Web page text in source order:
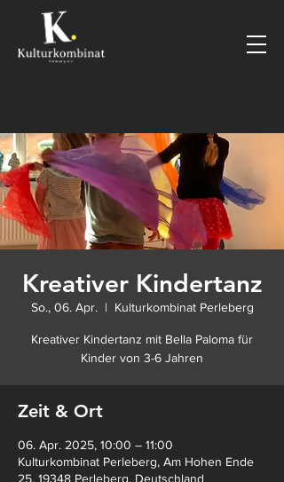
Kreativer Kindertanz
So., 06. Apr.
  |
Kulturkombinat Perleberg
Kreativer Kindertanz mit Bella Paloma für
Kinder von 3-6 Jahren
Zeit & Ort
06. Apr. 2025, 10:00 – 11:00
Kulturkombinat Perleberg, Am Hohen Ende
25, 19348 Perleberg, Deutschland